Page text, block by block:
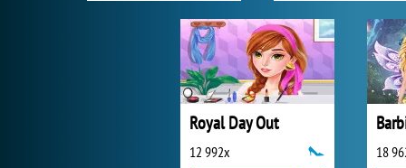
Royal Day Out
12 992x 18